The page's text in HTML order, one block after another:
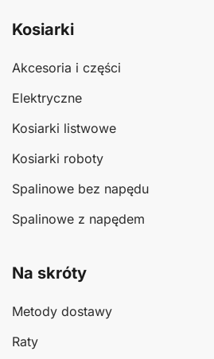
Kosiarki
Akcesoria i części
Elektryczne
Kosiarki listwowe
Kosiarki roboty
Spalinowe bez napędu
Spalinowe z napędem
Na skróty
Metody dostawy
Raty